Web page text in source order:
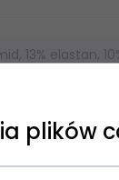
13% elastan,
plików
i odbierz